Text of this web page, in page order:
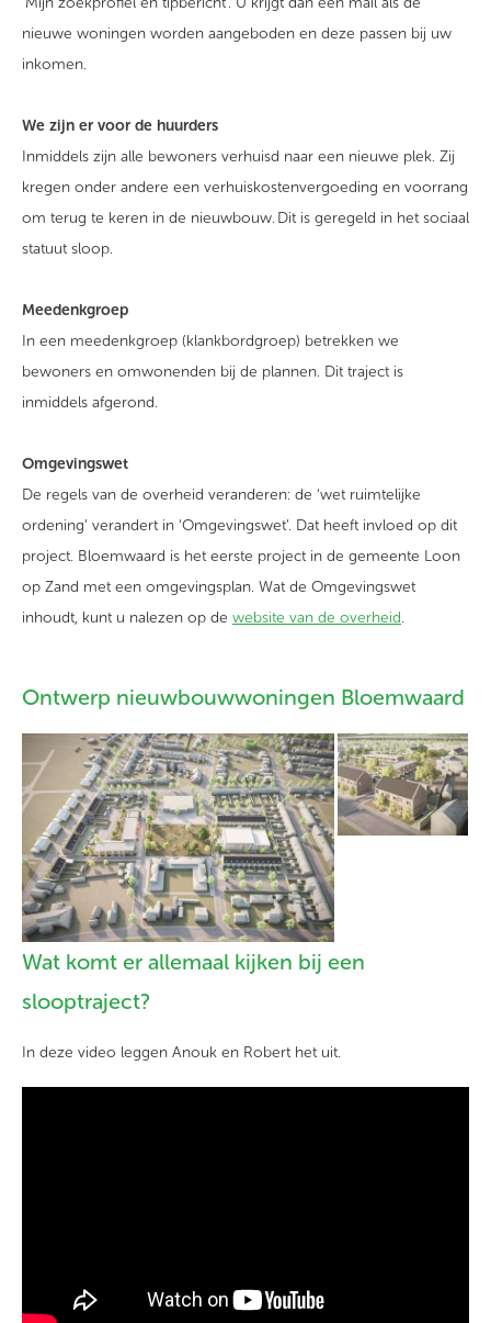
nieuwe woningen worden aangeboden en deze passen bij uw
inkomen.
We zijn er voor de huurders
Inmiddels zijn alle bewoners verhuisd naar een nieuwe plek. Zij
kregen onder andere een verhuiskostenvergoeding en voorrang
om terug te keren in de nieuwbouw. Dit is geregeld in het sociaal
statuut sloop.
Meedenkgroep
In een meedenkgroep (klankbordgroep) betrekken we
bewoners en omwonenden bij de plannen. Dit traject is
inmiddels afgerond.
Omgevingswet
De regels van de overheid veranderen: de ‘wet ruimtelijke
ordening’ verandert in ‘Omgevingswet’. Dat heeft invloed op dit
project. Bloemwaard is het eerste project in de gemeente Loon
op Zand met een omgevingsplan. Wat de Omgevingswet
inhoudt, kunt u nalezen op de website van de overheid.
Ontwerp nieuwbouwwoningen Bloemwaard
Wat komt er allemaal kijken bij een
slooptraject?
In deze video leggen Anouk en Robert het uit.